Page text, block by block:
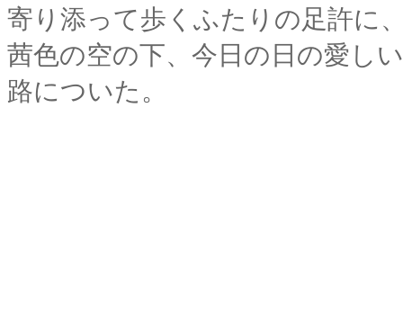
寄り添って歩くふたりの足許に
茜色の空の下、今日の日の愛し
路についた。